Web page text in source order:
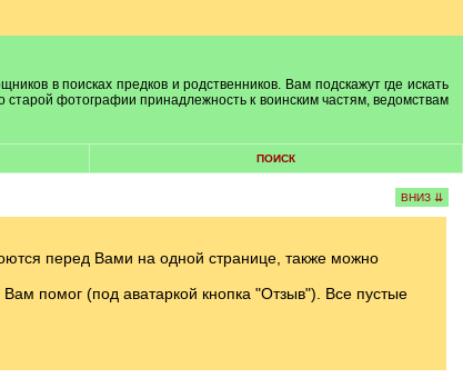
в поисках предков и родственников. Вам подскажут где искать
фотографии принадлежность к воинским частям, ведомствам
ПОИСК
ВНИЗ ⇊
перед Вами на одной странице, также можно
помог (под аватаркой кнопка "Отзыв"). Все пустые